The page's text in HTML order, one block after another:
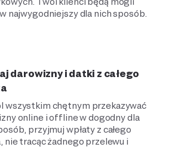
w najwygodniejszy dla nich sposób.
wszystkim chętnym przekazywać
online i offline w dogodny dla
przyjmuj wpłaty z całego
nie tracąc żadnego przelewu i